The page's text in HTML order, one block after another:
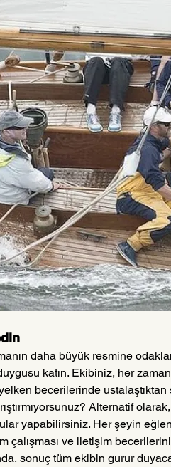
daha büyük resmine
katın. Ekibiniz, her
becerilerinde ustalaştıktan
Alternatif
yapabilirsiniz. Her şeyin
çalışması ve iletişim
sonuç tüm ekibin gurur